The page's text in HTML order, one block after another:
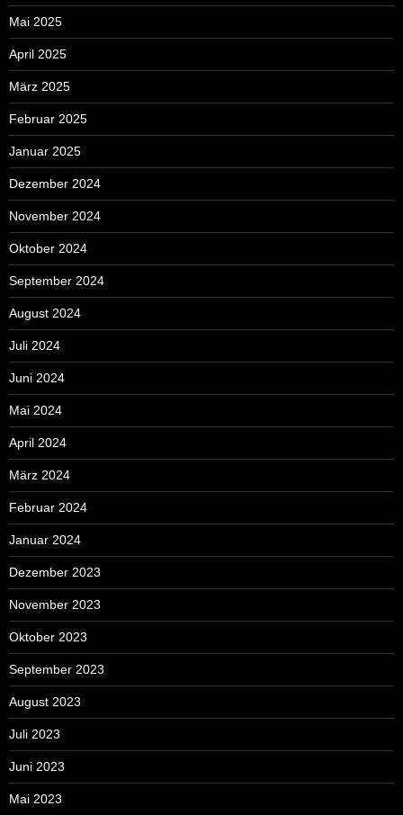
Mai 2025
April 2025
März 2025
Februar 2025
Januar 2025
Dezember 2024
November 2024
Oktober 2024
September 2024
August 2024
Juli 2024
Juni 2024
Mai 2024
April 2024
März 2024
Februar 2024
Januar 2024
Dezember 2023
November 2023
Oktober 2023
September 2023
August 2023
Juli 2023
Juni 2023
Mai 2023